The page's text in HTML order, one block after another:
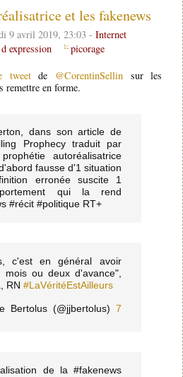
et les fakenews
9 avril 2019, 23:03 - Internet
expression picorage
tweetde @CorentinSellinsur les
remettre en forme.
dans son article de
Prophecy traduit par
autoréalisatrice
fausse d'1 situation
erronée suscite 1
qui la rend
#récit #politique RT+
c'est en général avoir
ou deux d'avance",
RN#LaVéritéEstAilleurs
Bertolus (@jjbertolus) 7
de la #fakenews